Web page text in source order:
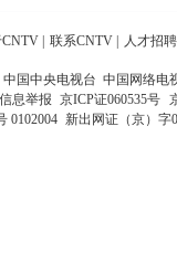
CNTV 联系CNTV 人才招聘
中国中央电视台 中国网络电
息举报 京ICP证060535号
0102004 新出网证（京）